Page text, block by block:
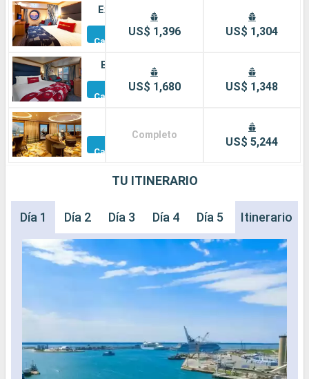
Exterior
Otros
Camarotes
Balcón
Otros
Camarotes
Camarotes
US$ 1,396
US$ 1,680
Completo
US$ 1,304
US$ 1,348
US$ 5,244
TU ITINERARIO
Día 1 Día 2 Día 3 Día 4 Día 5 Itinerario